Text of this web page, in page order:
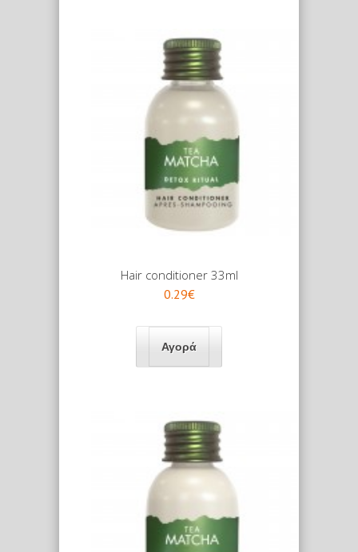
Hair conditioner 33ml
0.29€